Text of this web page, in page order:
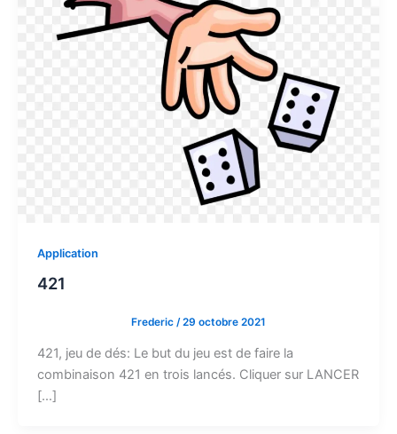
Application
421
Frederic /29 octobre 2021
421, jeu de dés: Le but du jeu est de faire la
combinaison 421 en trois lancés. Cliquer sur LANCER
[…]